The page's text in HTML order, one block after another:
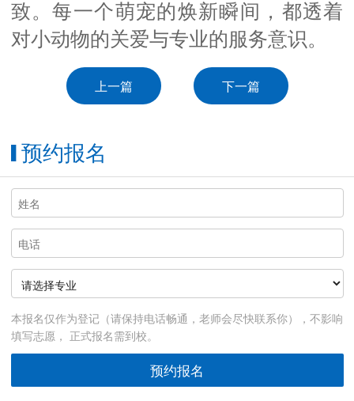
致。每一个萌宠的焕新瞬间，都透着
对小动物的关爱与专业的服务意识。
上一篇 下一篇
▌ 预约报名
本报名仅作为登记（请保持电话畅通，老师会尽快联系你），不影响
填写志愿， 正式报名需到校。